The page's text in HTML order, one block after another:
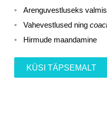
Arenguvestluseks
Vahevestlused ning
Hirmude maandamine
KÜSI TÄPSEMALT